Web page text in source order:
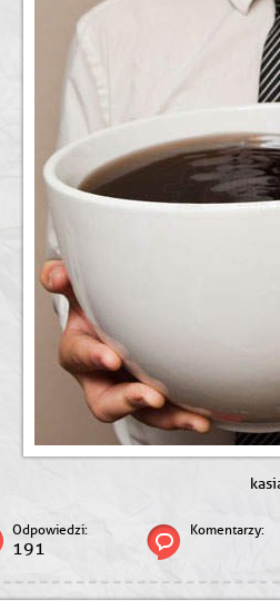
Odpowiedzi:
191
Komentarzy: